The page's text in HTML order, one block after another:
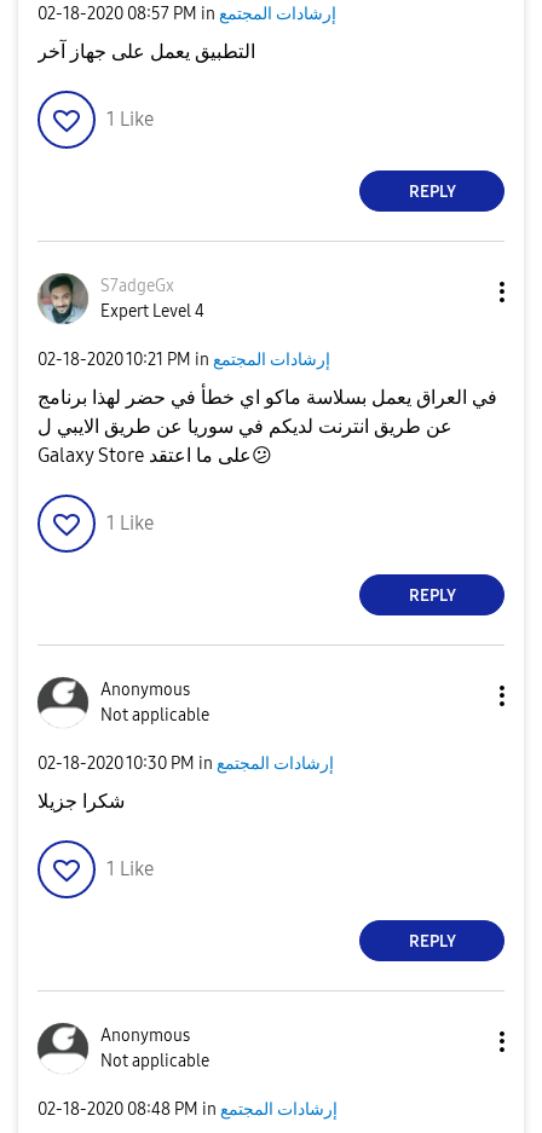
‎02-18-2020 08:57 PM in إرشادات المجتمع
التطبيق يعمل على جهاز آخر
1 Like
REPLY
S7adgeGx
Expert Level 4
‎02-18-202010:21 PM in إرشادات المجتمع
في العراق يعمل بسلاسة ماكو اي خطأ في حضر لهذا برنامج
عن طريق انترنت لديكم في سوريا عن طريق الايبي ل
Galaxy Store على ما اعتقد😕
1 Like
REPLY
Anonymous
Not applicable
‎02-18-202010:30 PM in إرشادات المجتمع
شكرا جزيلا
1 Like
REPLY
Anonymous
Not applicable
‎02-18-2020 08:48 PM in إرشادات المجتمع